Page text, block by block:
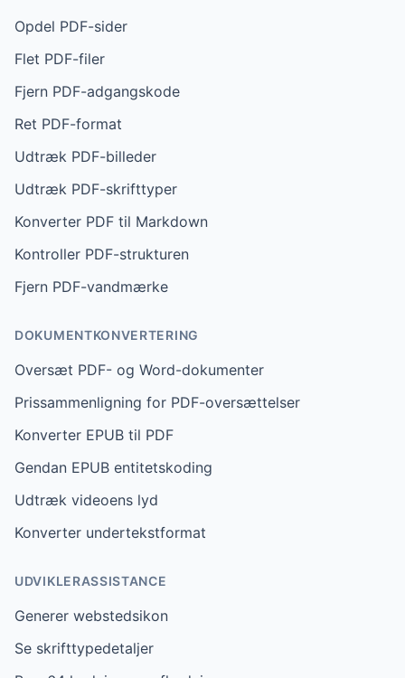
Opdel PDF-sider
Flet PDF-filer
Fjern PDF-adgangskode
Ret PDF-format
Udtræk PDF-billeder
Udtræk PDF-skrifttyper
Konverter PDF til Markdown
Kontroller PDF-strukturen
Fjern PDF-vandmærke
DOKUMENTKONVERTERING
Oversæt PDF- og Word-dokumenter
Prissammenligning for PDF-oversættelser
Konverter EPUB til PDF
Gendan EPUB entitetskoding
Udtræk videoens lyd
Konverter undertekstformat
UDVIKLERASSISTANCE
Generer webstedsikon
Se skrifttypedetaljer